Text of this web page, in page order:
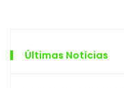
Últimas Notícias